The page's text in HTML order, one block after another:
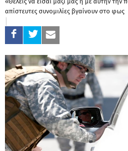
απίστευτες συνομιλίες βγαίνουν στο φως